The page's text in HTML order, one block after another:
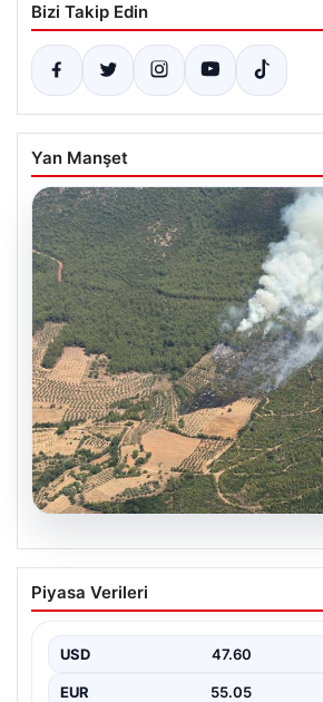
Bizi Takip Edin
Yan Manşet
Muğla Yatağan’da orman
Piyasa Verileri
USD 47.60
EUR 55.05